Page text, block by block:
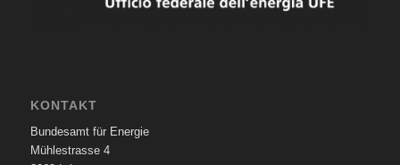
KONTAKT
Bundesamt für Energie
Mühlestrasse 4